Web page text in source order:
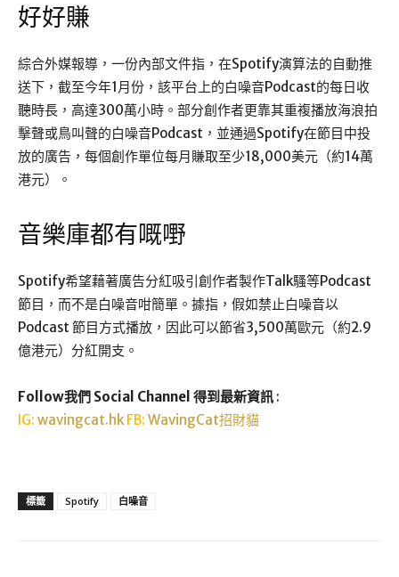
好好賺
綜合外媒報導，一份內部文件指，在Spotify演算法的自動推
送下，截至今年1月份，該平台上的白噪音Podcast的每日收
聽時長，高達300萬小時。部分創作者更靠其重複播放海浪拍
擊聲或鳥叫聲的白噪音Podcast，並通過Spotify在節目中投
放的廣告，每個創作單位每月賺取至少18,000美元（約14萬
港元）。
音樂庫都有嘅嘢
Spotify希望藉著廣告分紅吸引創作者製作Talk騷等Podcast
節目，而不是白噪音咁簡單。據指，假如禁止白噪音以
Podcast 節目方式播放，因此可以節省3,500萬歐元（約2.9
億港元）分紅開支。
Follow我們 Social Channel 得到最新資訊 :
IG: wavingcat.hk FB: WavingCat招財貓
標籤 Spotify 白噪音